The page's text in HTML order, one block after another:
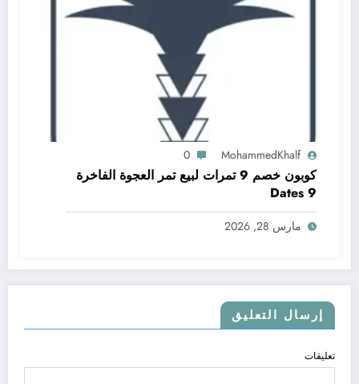
MohammedKhalf
0
كوبون خصم 9 تمرات لبيع تمر العجوة الفاخرة
9 Dates
مارس 28, 2026
إرسال التعليق
تعليقات